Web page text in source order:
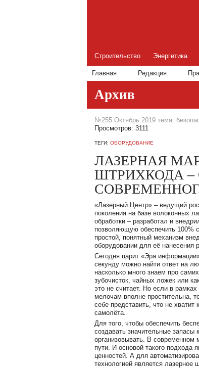
Строительство Энергетика
Главная Редакция
Архив
№255 Октябрь 2019 тема:
Просмотров: 3111
ТЕГИ: ОБОРУДОВАНИЕ
ЛАЗЕРНАЯ
ШТРИХКОДА –
«Лазерный Центр» – ведущий
поколения на базе волоконных
обработки – разработал и
позволяющую обеспечить 100%
простой, понятный механизм
оборудовании для её нанесения
Сегодня царит «Эра
секунду можно найти ответ на
насколько много знаем про
зубочисток, чайных ложек или
это не считает. Но если в
мелочам вполне простительна,
себе представить, что не
самолёта.
Для того, чтобы обеспечить
создавать значительные запасы
организовывать. В современном
пути. И основой такого подхода
ценностей. А для
технологией является лазерное